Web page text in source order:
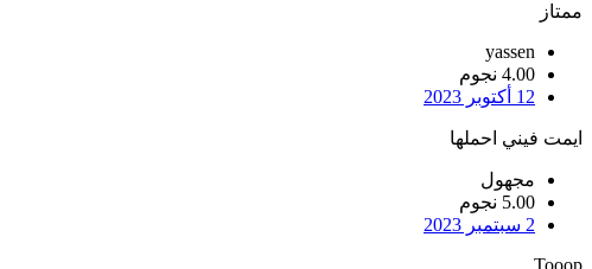
ممتاز
yassen
4.00 نجوم
12 أكتوبر 2023
ايمت فيني احملها
مجهول
5.00 نجوم
2 سبتمبر 2023